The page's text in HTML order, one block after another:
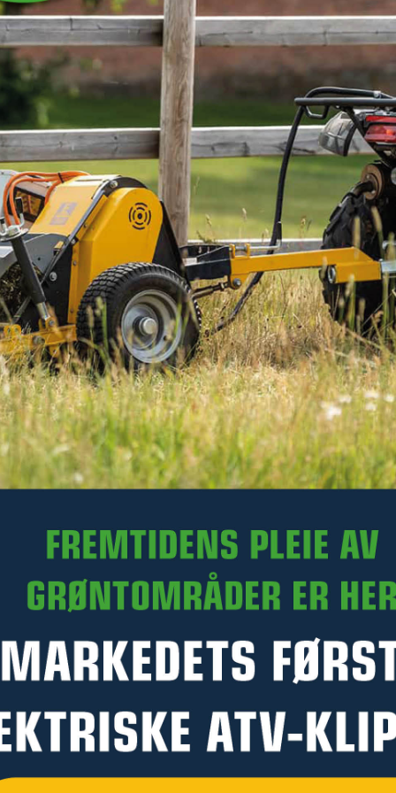
KILEREM A38 LI965
Kilrem A38 elmotor-växellåda till vedprocessor 13-
VM400.
Les mer
På lager hos Kellfri sentrallager
Art.nr. R13-VM400.007
Denne varen kan ikke bestilles med Click & Collect på
Kellfri.no. Du kan likevel kontakte en forhandler for å høre om
PRODUKTINFORMASJON